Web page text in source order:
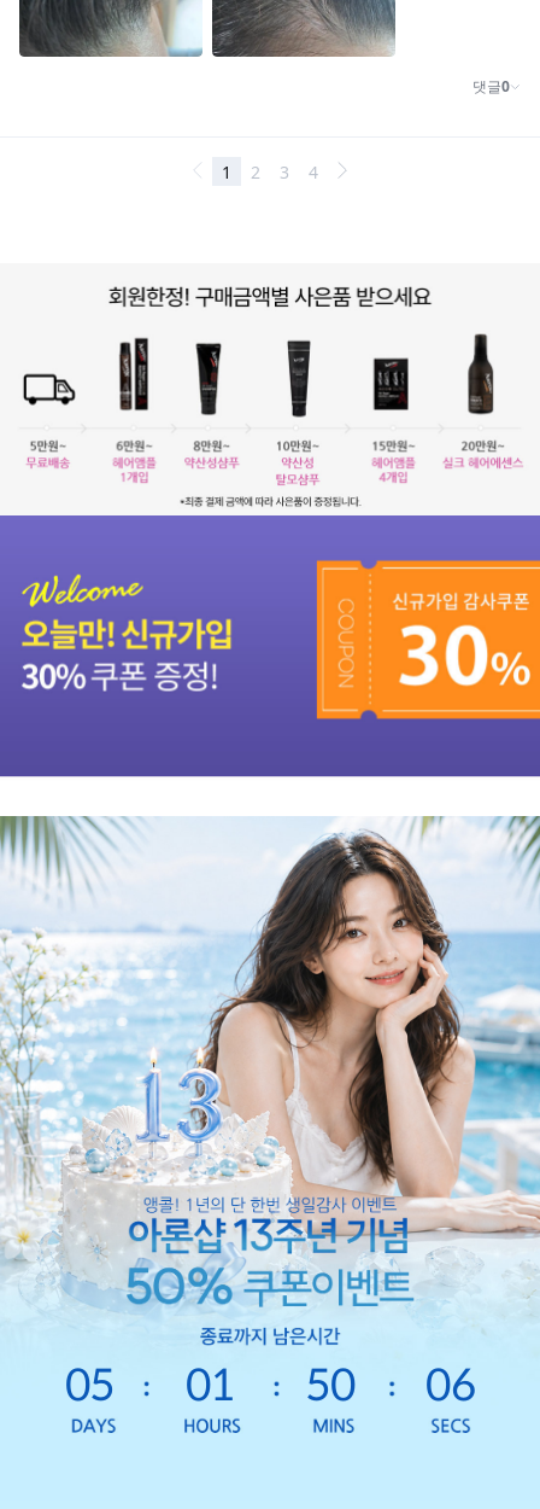
05 01 50 03